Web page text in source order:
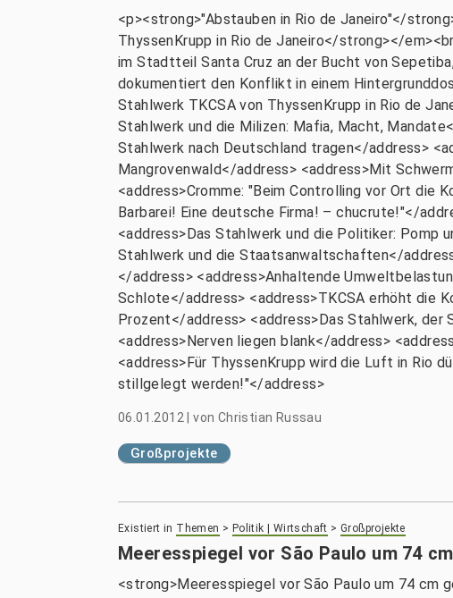
<p><strong>"Abstauben in Rio de Janeiro"</
ThyssenKrupp in Rio de Janeiro</strong></
im Stadtteil Santa Cruz an der Bucht von
dokumentiert den Konflikt in einem
Stahlwerk TKCSA von ThyssenKrupp in Rio de
Stahlwerk und die Milizen: Mafia, Macht,
Stahlwerk nach Deutschland tragen</address>
Mangrovenwald</address> <address>Mit
<address>Cromme: "Beim Controlling vor Ort die
Barbarei! Eine deutsche Firma! – chucrute!"</
<address>Das Stahlwerk und die Politiker: Pomp
Stahlwerk und die Staatsanwaltschaften</
</address> <address>Anhaltende
Schlote</address> <address>TKCSA erhöht die
Prozent</address> <address>Das Stahlwerk, der
<address>Nerven liegen blank</address>
<address>Für ThyssenKrupp wird die Luft in Rio
stillgelegt werden!"</address>
06.01.2012 |von Christian Russau
Großprojekte
Existiert in Themen > Politik | Wirtschaft >Großprojekte
Meeresspiegel vor São Paulo um 74
<strong>Meeresspiegel vor São Paulo um 74 cm